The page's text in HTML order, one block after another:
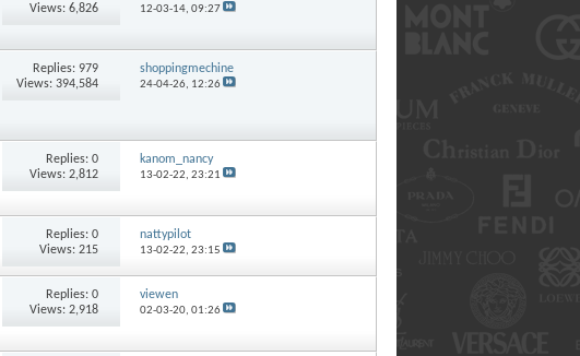
Views: 6,826
12-03-14, 09:27
Replies: 979
Views: 394,584
shoppingmechine
24-04-26, 12:26
Replies: 0
Views: 2,812
kanom_nancy
13-02-22, 23:21
Replies: 0
Views: 215
nattypilot
13-02-22, 23:15
Replies: 0
Views: 2,918
viewen
02-03-20, 01:26